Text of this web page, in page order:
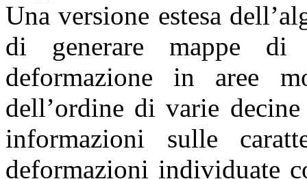
Una versione estesa
di generare mappe
deformazione in aree
dell’ordine di varie
informazioni sulle
deformazioni individuate